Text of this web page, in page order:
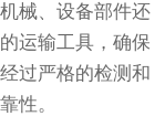
械、设备部件还
运输工具，确保
过严格的检测和
性。